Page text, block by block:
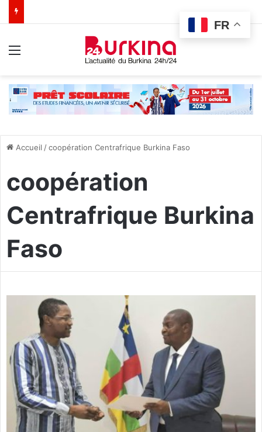
Accueil /coopération Centrafrique Burkina Faso
coopération
Centrafrique Burkina
Faso
FR